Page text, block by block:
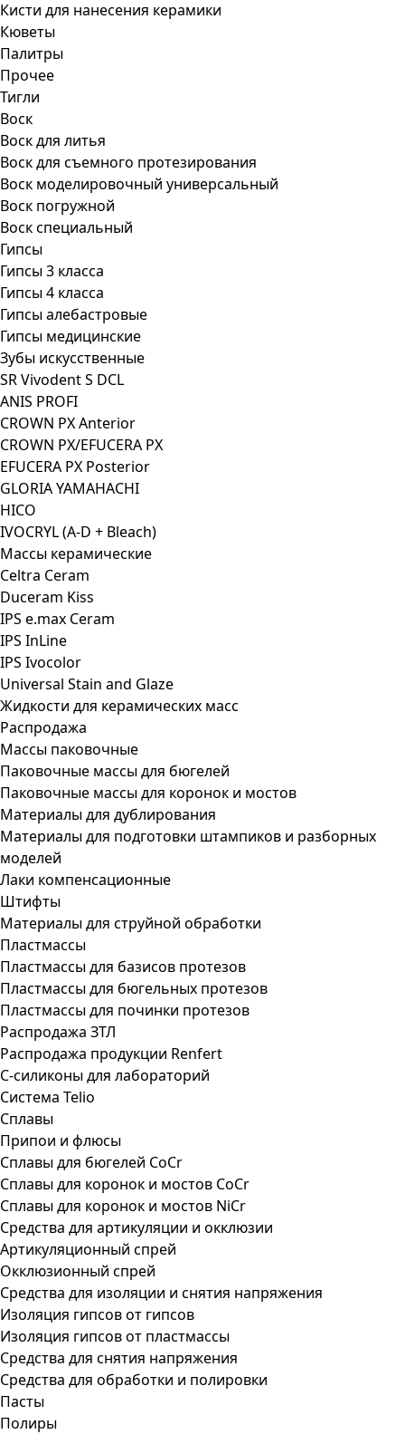
Кисти для нанесения керамики
Кюветы
Палитры
Прочее
Тигли
Воск
Воск для литья
Воск для съемного протезирования
Воск моделировочный универсальный
Воск погружной
Воск специальный
Гипсы
Гипсы 3 класса
Гипсы 4 класса
Гипсы алебастровые
Гипсы медицинские
Зубы искусственные
SR Vivodent S DCL
ANIS PROFI
CROWN PX Anterior
CROWN PX/EFUCERA PX
EFUCERA PX Posterior
GLORIA YAMAHACHI
HICO
IVOCRYL (A-D + Bleach)
Массы керамические
Celtra Ceram
Duceram Kiss
IPS e.max Ceram
IPS InLine
IPS Ivocolor
Universal Stain and Glaze
Жидкости для керамических масс
Распродажа
Массы паковочные
Паковочные массы для бюгелей
Паковочные массы для коронок и мостов
Материалы для дублирования
Материалы для подготовки штампиков и разборных
моделей
Лаки компенсационные
Штифты
Материалы для струйной обработки
Пластмассы
Пластмассы для базисов протезов
Пластмассы для бюгельных протезов
Пластмассы для починки протезов
Распродажа ЗТЛ
Распродажа продукции Renfert
С-силиконы для лабораторий
Система Telio
Сплавы
Припои и флюсы
Сплавы для бюгелей CoCr
Сплавы для коронок и мостов CoCr
Сплавы для коронок и мостов NiCr
Средства для артикуляции и окклюзии
Артикуляционный спрей
Окклюзионный спрей
Средства для изоляции и снятия напряжения
Изоляция гипсов от гипсов
Изоляция гипсов от пластмассы
Средства для снятия напряжения
Средства для обработки и полировки
Пасты
Полиры